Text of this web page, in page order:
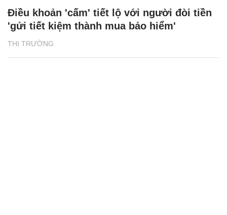
THỊ TRƯỜNG
Điều khoản 'cấm' tiết lộ với người đòi tiền
'gửi tiết kiệm thành mua bảo hiểm'